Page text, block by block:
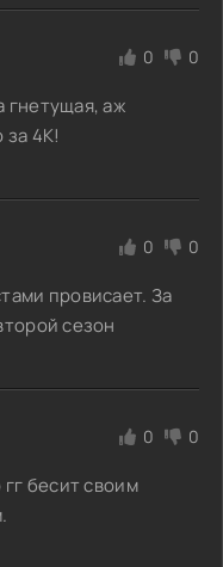
0 0
гнетущая, аж
4K!
0 0
провисает. За
сезон
0 0
бесит своим